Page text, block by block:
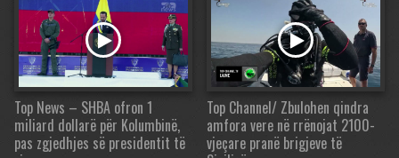
Top News – SHBA ofron 1
miliard dollarë për Kolumbinë,
pas zgjedhjes së presidentit të
Top Channel/ Zbulohen qindra
amfora vere në rrënojat 2100-
vjeçare pranë brigjeve të